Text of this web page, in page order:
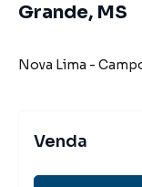
Grande, MS
Nova Lima -
Venda